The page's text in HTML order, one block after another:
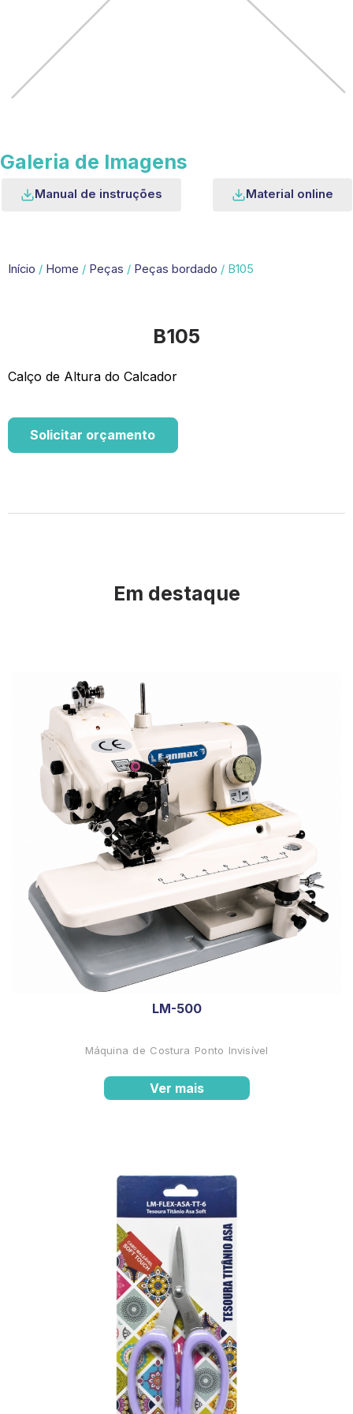
Galeria de Imagens
Manual de instruções Material online
Início / Home / Peças / Peças bordado / B105
B105
Calço de Altura do Calcador
Solicitar orçamento
Em destaque
LM-500
Máquina de Costura Ponto Invisível
Ver mais